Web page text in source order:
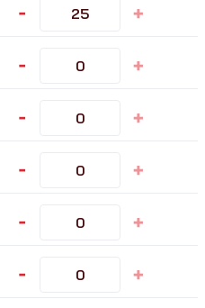
- +
- +
- +
- +
- +
- +